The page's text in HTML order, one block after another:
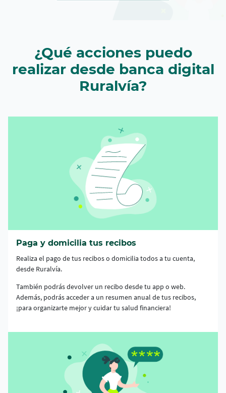
¿Qué acciones puedo
realizar desde banca digital
Ruralvía?
Paga y domicilia tus recibos
Realiza el pago de tus recibos o domicilia todos a tu cuenta,
desde Ruralvía.
También podrás devolver un recibo desde tu app o web.
Además, podrás acceder a un resumen anual de tus recibos,
¡para organizarte mejor y cuidar tu salud financiera!